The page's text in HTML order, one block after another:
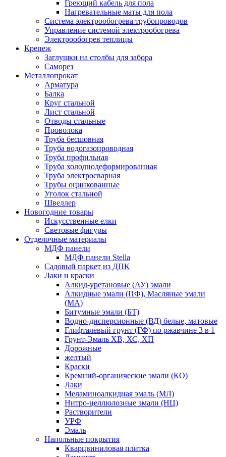
Греющий кабель для пола
Нагревательные маты для пола
Система электрообогрева трубопроводов
Управление системой электрообогрева
Электрообогрев теплицы
Крепеж
Заглушки на столбы для забора
Саморез
Металлопрокат
Арматура
Балка
Круг стальной
Лист стальной
Отводы стальные
Проволока
Труба бесшовная
Труба водогазопроводная
Труба профильная
Труба холоднодеформированная
Труба электросварная
Трубы оцинкованные
Уголок стальной
Швеллер
Новогодние товары
Искусственные елки
Световые фигуры
Отделочные материалы
МДФ панели
МДФ панели Stella
Садовый паркет из ДПК
Лаки и краски
Алкид-уретановые (АУ) эмали
Алкидные эмали (ПФ), Масляные эмали
(МА)
Битумные эмали (БТ)
Водно-дисперсионные (ВД) белые, матовые
Глифталевый грунт (ГФ) по ржавчине 3 в 1
Грунт-Эмаль ХВ, ХС, ХП
Дорожные
желтый
Краски
Кремний-органические эмали (КО)
Лаки
Меламиноалкидная эмаль (МЛ)
Нитро-целлюлозные эмали (НЦ)
Растворители
УРФ
Эмаль
Напольные покрытия
Кварцвиниловая плитка